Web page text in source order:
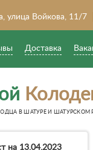
улица Войкова, 11/7
Доставка
В ШАТУРЕ И ШАТУРСКОМ
на 13.04.2023